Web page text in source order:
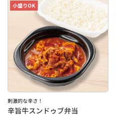
小盛りOK
刺激的な辛さ！
辛旨牛スンドゥブ弁当